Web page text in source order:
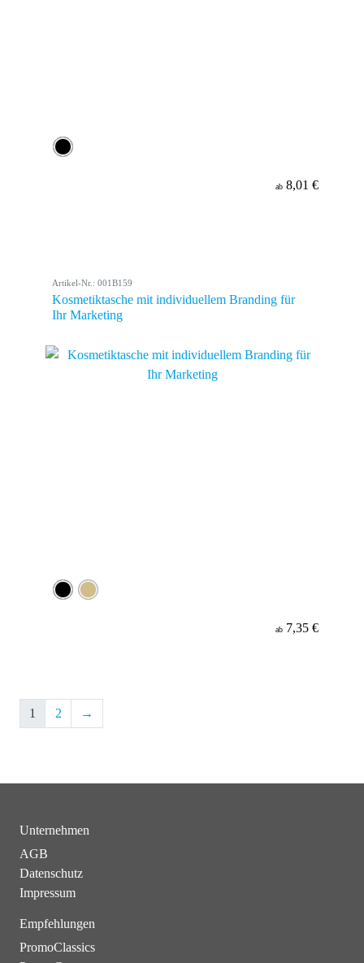
ab 8,01 €
Artikel-Nr.: 001B159
Kosmetiktasche mit individuellem Branding für
Ihr Marketing
ab 7,35 €
1 2 →
Unternehmen
AGB
Datenschutz
Impressum
Empfehlungen
PromoClassics